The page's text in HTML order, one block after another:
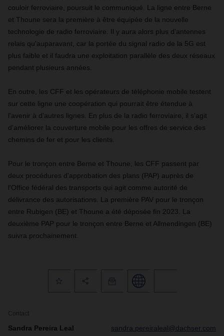
couloir ferroviaire, poursuit le communiqué. La ligne entre Berne
et Thoune sera la première à être équipée de la nouvelle
technologie de radio ferroviaire. Il y aura alors plus d'antennes
relais qu'auparavant, car la portée du signal radio de la 5G est
plus faible et il faudra une exploitation parallèle des deux réseaux
pendant plusieurs années.
En outre, les CFF et les opérateurs de téléphonie mobile testent
sur cette ligne une coopération qui pourrait être étendue à
l'avenir à d'autres lignes. En plus de la radio ferroviaire, il s'agit
d'améliorer la couverture mobile pour les offres de service des
chemins de fer et pour les clients.
Pour le tronçon entre Berne et Thoune, les CFF passent par
deux procédures d'approbation des plans (PAP) auprès de
l'Office fédéral des transports qui agit comme autorité de
délivrance des autorisations. La première PAV pour le tronçon
entre Rubigen (BE) et Thoune a été déposée fin 2023. La
deuxième PAP pour le tronçon entre Berne et Allmendingen (BE)
suivra prochainement.
Contact
Sandra Pereira Leal sandra.pereiraleal@dachser.com